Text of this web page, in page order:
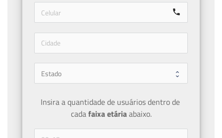
call
Insira a quantidade de usuários dentro de
cada faixa etária abaixo.